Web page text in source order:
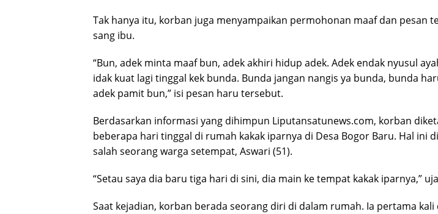
Tak hanya itu, korban juga menyampaikan permohonan maaf dan pesan
sang ibu.
“Bun, adek minta maaf bun, adek akhiri hidup adek. Adek endak nyusul
idak kuat lagi tinggal kek bunda. Bunda jangan nangis ya bunda, bunda
adek pamit bun,” isi pesan haru tersebut.
Berdasarkan informasi yang dihimpun Liputansatunews.com, korban
beberapa hari tinggal di rumah kakak iparnya di Desa Bogor Baru. Hal ini
salah seorang warga setempat, Aswari (51).
“Setau saya dia baru tiga hari di sini, dia main ke tempat kakak iparnya,”
Saat kejadian, korban berada seorang diri di dalam rumah. Ia pertama